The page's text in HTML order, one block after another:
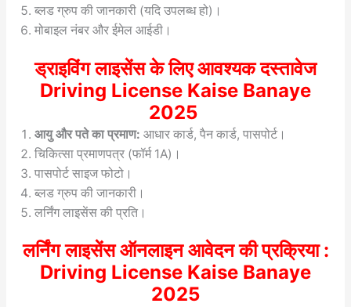
ब्लड ग्रुप की जानकारी (यदि उपलब्ध हो)।
मोबाइल नंबर और ईमेल आईडी।
ड्राइविंग लाइसेंस के लिए आवश्यक दस्तावेज
Driving License Kaise Banaye
2025
आयु और पते का प्रमाण: आधार कार्ड, पैन कार्ड, पासपोर्ट।
चिकित्सा प्रमाणपत्र (फॉर्म 1A)।
पासपोर्ट साइज फोटो।
ब्लड ग्रुप की जानकारी।
लर्निंग लाइसेंस की प्रति।
लर्निंग लाइसेंस ऑनलाइन आवेदन की प्रक्रिया :
Driving License Kaise Banaye
2025